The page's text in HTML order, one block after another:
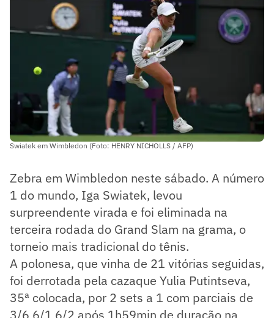
Swiatek em Wimbledon (Foto: HENRY NICHOLLS / AFP)
Zebra em Wimbledon neste sábado. A número
1 do mundo, Iga Swiatek, levou
surpreendente virada e foi eliminada na
terceira rodada do Grand Slam na grama, o
torneio mais tradicional do tênis.
A polonesa, que vinha de 21 vitórias seguidas,
foi derrotada pela cazaque Yulia Putintseva,
35ª colocada, por 2 sets a 1 com parciais de
3/6 6/1 6/2 após 1h59min de duração na